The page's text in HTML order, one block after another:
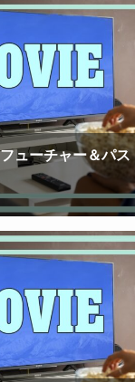
ューチャー＆パ